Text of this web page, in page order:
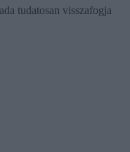
tudatosan visszafogja